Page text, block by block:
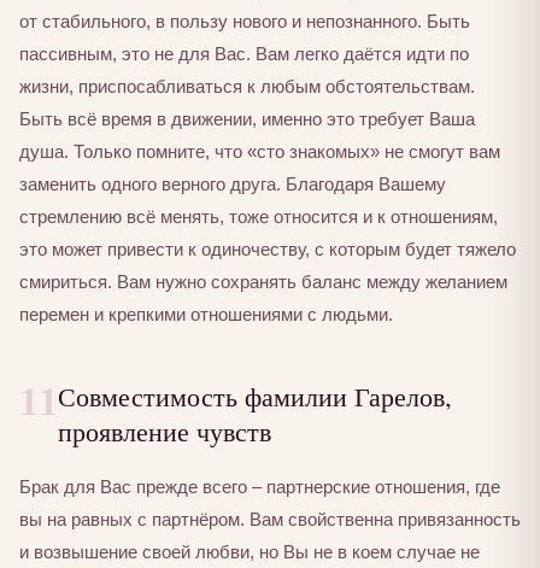
от стабильного, в пользу нового и непознанного. Быть
пассивным, это не для Вас. Вам легко даётся идти по
жизни, приспосабливаться к любым обстоятельствам.
Быть всё время в движении, именно это требует Ваша
душа. Только помните, что «сто знакомых» не смогут вам
заменить одного верного друга. Благодаря Вашему
стремлению всё менять, тоже относится и к отношениям,
это может привести к одиночеству, с которым будет тяжело
смириться. Вам нужно сохранять баланс между желанием
перемен и крепкими отношениями с людьми.
11Совместимость фамилии Гарелов,
проявление чувств
Брак для Вас прежде всего – партнерские отношения, где
вы на равных с партнёром. Вам свойственна привязанность
и возвышение своей любви, но Вы не в коем случае не